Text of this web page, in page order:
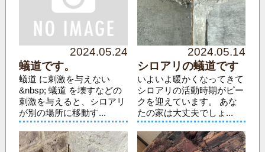
2024.05.24
蟻道です。
蟻道 に刺激を与えない
&nbsp; 蟻道 を壊すなどの
刺激を与えると、シロアリ
が別の場所に移動す...
2024.05.14
シロアリの蟻道です
いよいよ暖かくなってきて
シロアリの活動時期がピー
クを迎えています。 あな
たの家は大丈夫でしょ...